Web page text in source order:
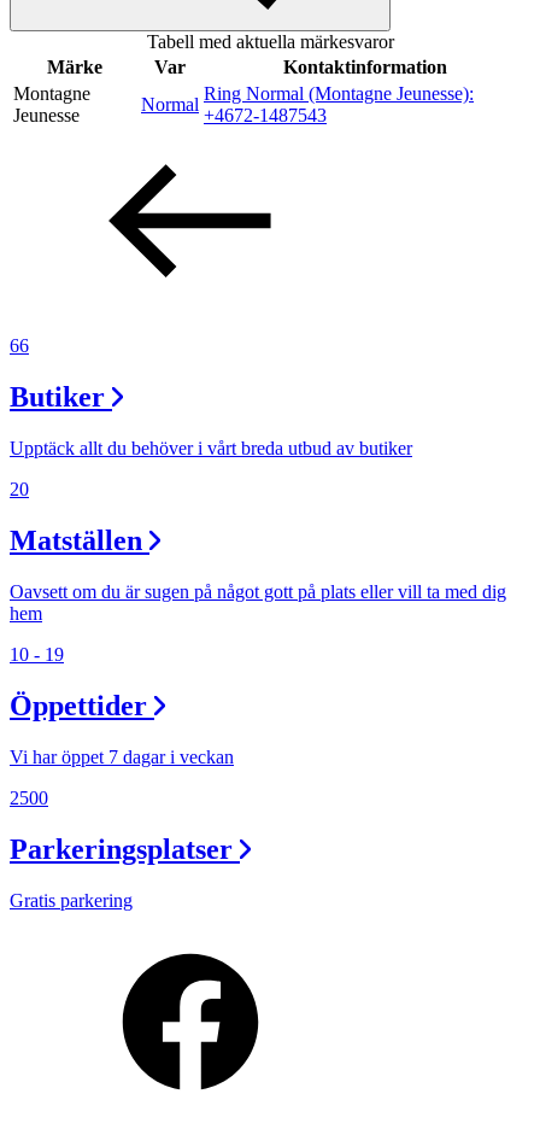
Inspiration
Magasin
Presentkort
Tabell med aktuella märkesvaror
Märke
Var
Kontaktinformation
Montagne
Jeunesse
Normal
Ring Normal (Montagne Jeunesse):
+4672-1487543
66
Butiker
Upptäck allt du behöver i vårt breda utbud av butiker
20
Matställen
Oavsett om du är sugen på något gott på plats eller vill ta med dig
hem
10 - 19
Öppettider
Vi har öppet 7 dagar i veckan
2500
Parkeringsplatser
Gratis parkering